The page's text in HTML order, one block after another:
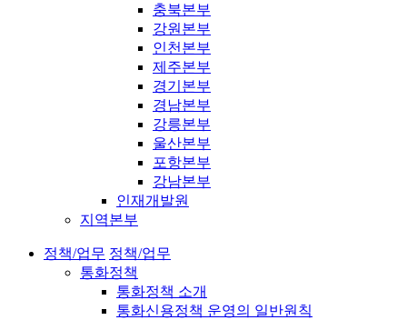
충북본부
강원본부
인천본부
제주본부
경기본부
경남본부
강릉본부
울산본부
포항본부
강남본부
인재개발원
지역본부
정책/업무 정책/업무
통화정책
통화정책 소개
통화신용정책 운영의 일반원칙